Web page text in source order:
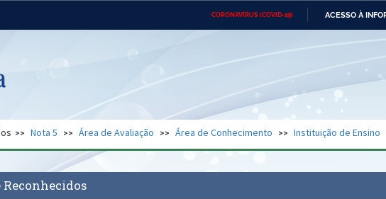
CORONAVÍRUS (COVID-19) ACESSO À
Ministério das Relações
Ministério do Desenvolvimento
Regional
Gabinete de Segurança Advocacia-Geral da União Banco Central do Brasil
Nota 5 Área de Avaliação Área de Conhecimento Instituição de Ensino
Reconhecidos